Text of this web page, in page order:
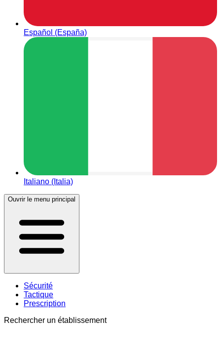
Español (España)
Italiano (Italia)
Ouvrir le menu principal
Sécurité
Tactique
Prescription
Rechercher un établissement